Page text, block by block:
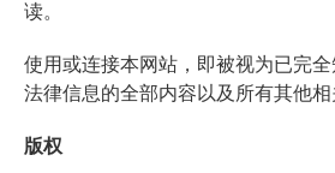
读。
使用或连接本网站，即被视为已完
法律信息的全部内容以及所有其他相
版权